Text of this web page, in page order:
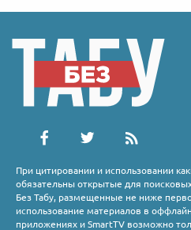
При цитировании и использовании
обязательны открытые для
Без Табу, размещенные не ниже
использование материалов в
приложениях и SmartTV возможно